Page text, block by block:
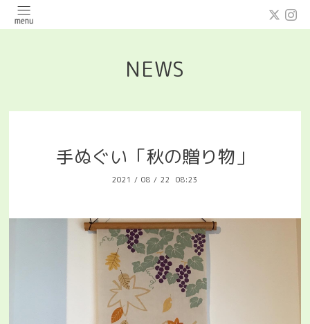
NEWS
手ぬぐい「秋の贈り物」
2021 / 08 / 22 08:23